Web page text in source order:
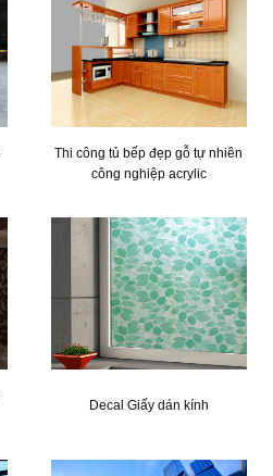
Thi công tủ bếp đẹp gỗ tự nhiên
công nghiệp acrylic
Decal Giấy dán kính